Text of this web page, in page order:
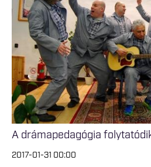
A drámapedagógia
2017-01-31 00:00